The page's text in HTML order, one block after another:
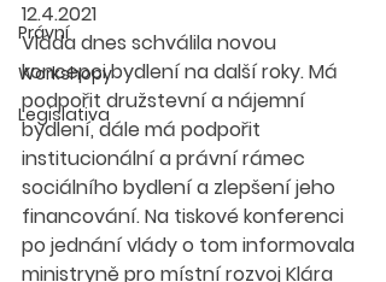
Právní
Workshopy
Legislativa
12.4.2021
Vláda dnes schválila novou
koncepci bydlení na další roky. Má
podpořit družstevní a nájemní
bydlení, dále má podpořit
institucionální a právní rámec
sociálního bydlení a zlepšení jeho
financování. Na tiskové konferenci
po jednání vlády o tom informovala
ministryně pro místní rozvoj Klára